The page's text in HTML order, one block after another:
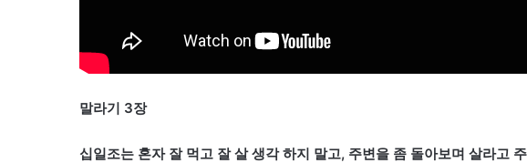
말라기 3장
십일조는 혼자 잘 먹고 잘 살 생각 하지 말고, 주변을 좀 돌아보며 살라고